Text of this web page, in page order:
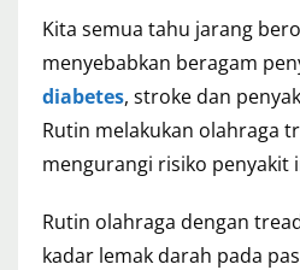
Kita semua tahu jarang
menyebabkan beragam
diabetes, stroke dan
Rutin melakukan olahraga
mengurangi risiko penyakit
Rutin olahraga dengan
kadar lemak darah pada